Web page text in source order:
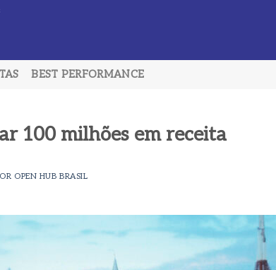
BEST PERFORMANCE
100 milhões em receita
OPEN HUB BRASIL